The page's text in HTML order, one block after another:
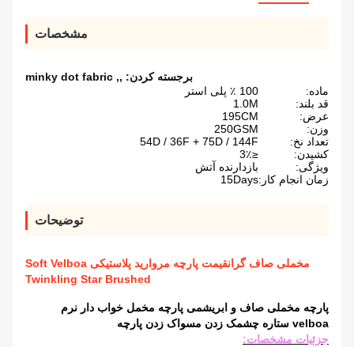
مشخصات
برجسته کردن: ,
,
minky dot fabric
ماده:
100 ٪ پلی استر
قد بلند:
1.0M
عرض:
195CM
وزن:
250GSM
تعداد نخ:
54D / 36F + 75D / 144F
کشیدن:
≤3٪
ویژگی:
بازدارنده آتش
زمان انجام کار:15Days
توضیحات
مخملی صاف گرانقیمت پارچه مروارید پلاستیکی Soft Velboa
Twinkling Star Brushed
پارچه مخملی صاف و ابریشمی پارچه مخمل خواب دار نرم
velboa ستاره چشمک زدن مسواک زدن پارچه
جزئیات مشخصات: